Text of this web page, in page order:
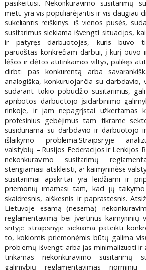
pasikeitusi. Nekonkuravimo susitarimų
metu yra vis populiarėjantis ir vis daugiau
sukeliantis reiškinys. Iš vienos pusės,
susitarimus siekiama išvengti situacijos,
ir patyręs darbuotojas, kuris buvo
paruoštas konkrečiam darbui, į kurį buvo
lėšos ir dėtos atitinkamos viltys, palikęs
dirbti pas konkurentą arba
analogiška, konkuruojančia su darbdavio,
sudarant tokio pobūdžio susitarimus,
apribotos darbuotojo įsidarbinimo
rinkoje, ir jam nepagrįstai užkertamas
profesinius gebėjimus tam tikrame
susiduriama su darbdavio ir darbuotojo
išlaikymo problema.Straipsnyje
valstybių – Rusijos Federacijos ir Lenkijos
nekonkuravimo susitarimų
stengiamasi atskleisti, ar kaimyninėse
susitarimai apskritai yra leidžiami ir
priemonių imamasi tam, kad jų
skaidresnis, aiškesnis ir paprastesnis.
Lietuvoje esamą (nesamą)
reglamentavimą bei įvertinus kaimyninių
srityje straipsnyje siekiama pateikti
to, kokiomis priemonėmis būtų galima
problemų išvengti arba jas minimalizuoti ir
tinkamas nekonkuravimo susitarimų
galimybių reglamentavimas norminiu